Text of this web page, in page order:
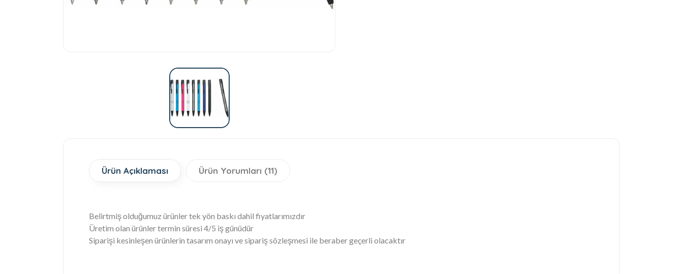
Ürün Açıklaması Ürün Yorumları (11)
Belirtmiş olduğumuz ürünler tek yön baskı dahil fiyatlarımızdır
Üretim olan ürünler termin süresi 4/5 iş günüdür
Siparişi kesinleşen ürünlerin tasarım onayı ve sipariş sözleşmesi ile beraber geçerli olacaktır